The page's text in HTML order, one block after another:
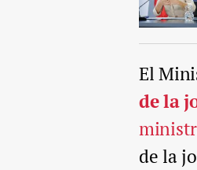
El
de la
de la